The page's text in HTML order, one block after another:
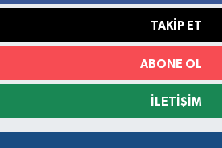
TAKIP ET
ABONE OL
İLETIŞIM